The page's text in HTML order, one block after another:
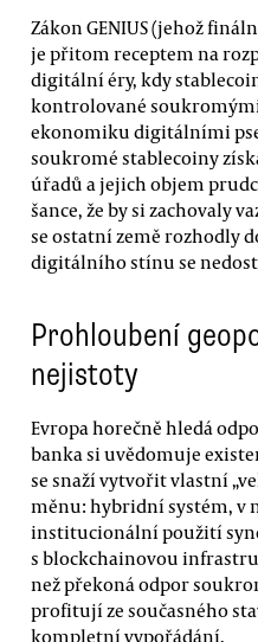
Zákon GENIUS (jehož
je přitom receptem na
digitální éry, kdy
kontrolované
ekonomiku digitálními
soukromé stablecoiny
úřadů a jejich objem
šance, že by si zachovaly
se ostatní země rozhodly
digitálního stínu se
Prohloubení
nejistoty
Evropa horečně hledá
banka si uvědomuje
se snaží vytvořit vlastní
měnu: hybridní systém, v
institucionální použití
s blockchainovou
než překoná odpor
profitují ze současného
kompletní vypořádání.